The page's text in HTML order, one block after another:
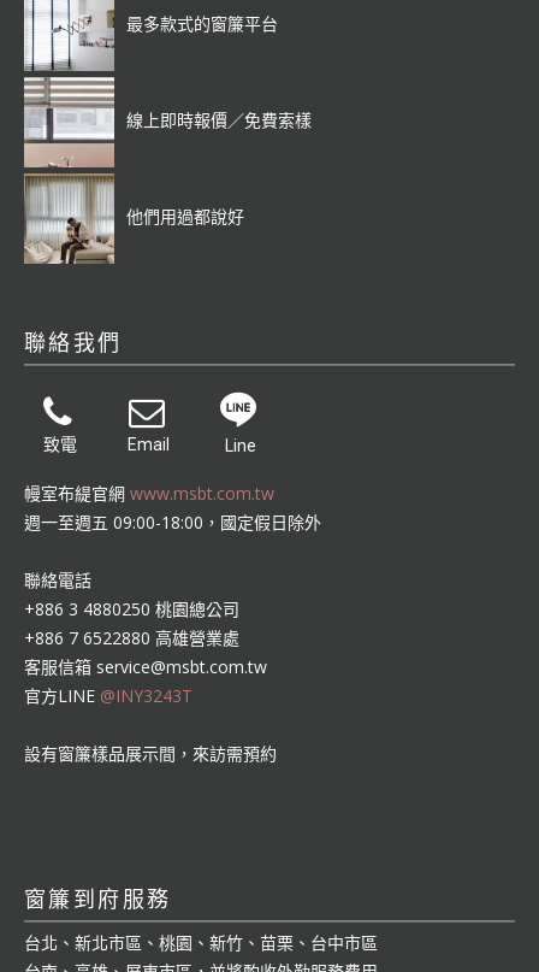
最多款式的窗簾平台
線上即時報價／免費索樣
他們用過都說好
聯絡我們
致電 Email Line
幔室布緹官網 www.msbt.com.tw
週一至週五 09:00-18:00，國定假日除外
聯絡電話
+886 3 4880250 桃園總公司
+886 7 6522880 高雄營業處
客服信箱 service@msbt.com.tw
官方LINE @INY3243T
設有窗簾樣品展示間，來訪需預約
窗簾到府服務
台北、新北市區、桃園、新竹、苗栗、台中市區